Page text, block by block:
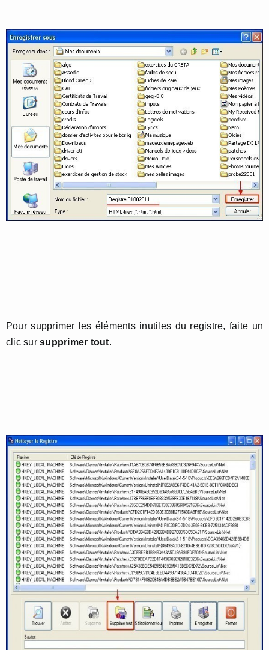
Pour supprimer les éléments inutiles du registre, faite un
clic sursupprimer tout.